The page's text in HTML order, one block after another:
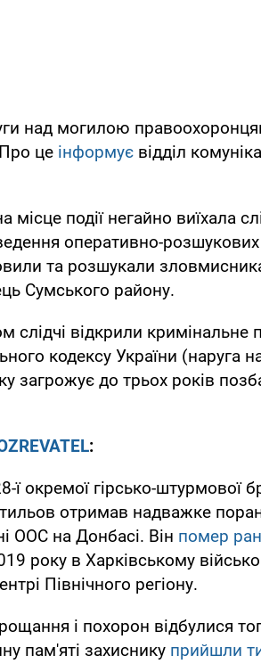
над могилою
це інформує відділ
місце події негайно виїхала
оперативно-розшукових
та розшукали
Сумського району.
слідчі відкрили кримінальне
кодексу України (наруга
загрожує до трьох років
:
ї окремої гірсько-штурмової
отримав надважке
ООС на Донбасі. Він помер
року в Харківському
Північного регіону.
і похорон відбулися
пам'яті захиснику прийшли